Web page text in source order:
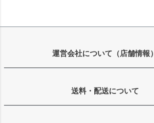
運営会社について（店舗情報）
送料・配送について